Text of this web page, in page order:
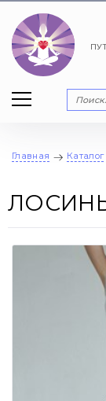
Главная Каталог